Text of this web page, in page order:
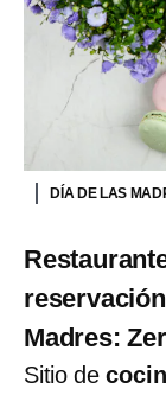
DÍA DE LAS
Madres:
Sitio de